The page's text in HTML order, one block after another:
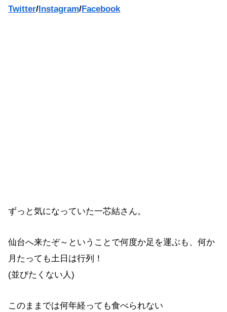
Twitter/Instagram/Facebook
ずっと気になっていた一芯結さん。
仙台へ来たぞ～ということで何度か足を運ぶも、何か
月たっても土日は行列！
(並びたくない人)
このままでは何年経っても食べられない